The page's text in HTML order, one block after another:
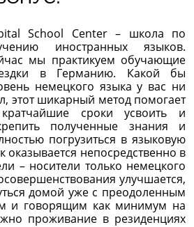
School Center – школа по
иностранных языков.
мы практикуем обучающие
в Германию. Какой бы
немецкого языка у вас ни
этот шикарный метод помогает
сроки усвоить и
полученные знания и
погрузиться в языковую
оказывается непосредственно в
– носители только немецкого
улучшается,
домой уже с преодоленным
и говорящим как минимум на
проживание в резиденциях